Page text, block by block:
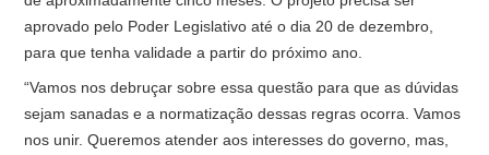
aprovado pelo Poder Legislativo até o dia 20 de dezembro,
para que tenha validade a partir do próximo ano.
“Vamos nos debruçar sobre essa questão para que as dúvidas
sejam sanadas e a normatização dessas regras ocorra. Vamos
nos unir. Queremos atender aos interesses do governo, mas,